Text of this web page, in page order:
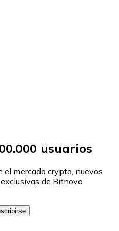
usuarios
el mercado crypto, nuevos
de Bitnovo